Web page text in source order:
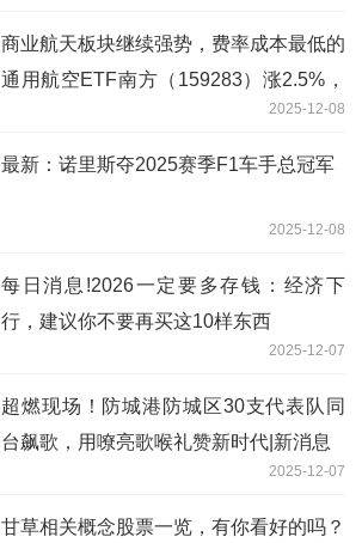
商业航天板块继续强势，费率成本最低的
通用航空ETF南方（159283）涨2.5%，
2025-12-08
最新：诺里斯夺2025赛季F1车手总冠军
2025-12-08
每日消息!2026一定要多存钱：经济下
行，建议你不要再买这10样东西
2025-12-07
超燃现场！防城港防城区30支代表队同
台飙歌，用嘹亮歌喉礼赞新时代|新消息
2025-12-07
甘草相关概念股票一览，有你看好的吗？